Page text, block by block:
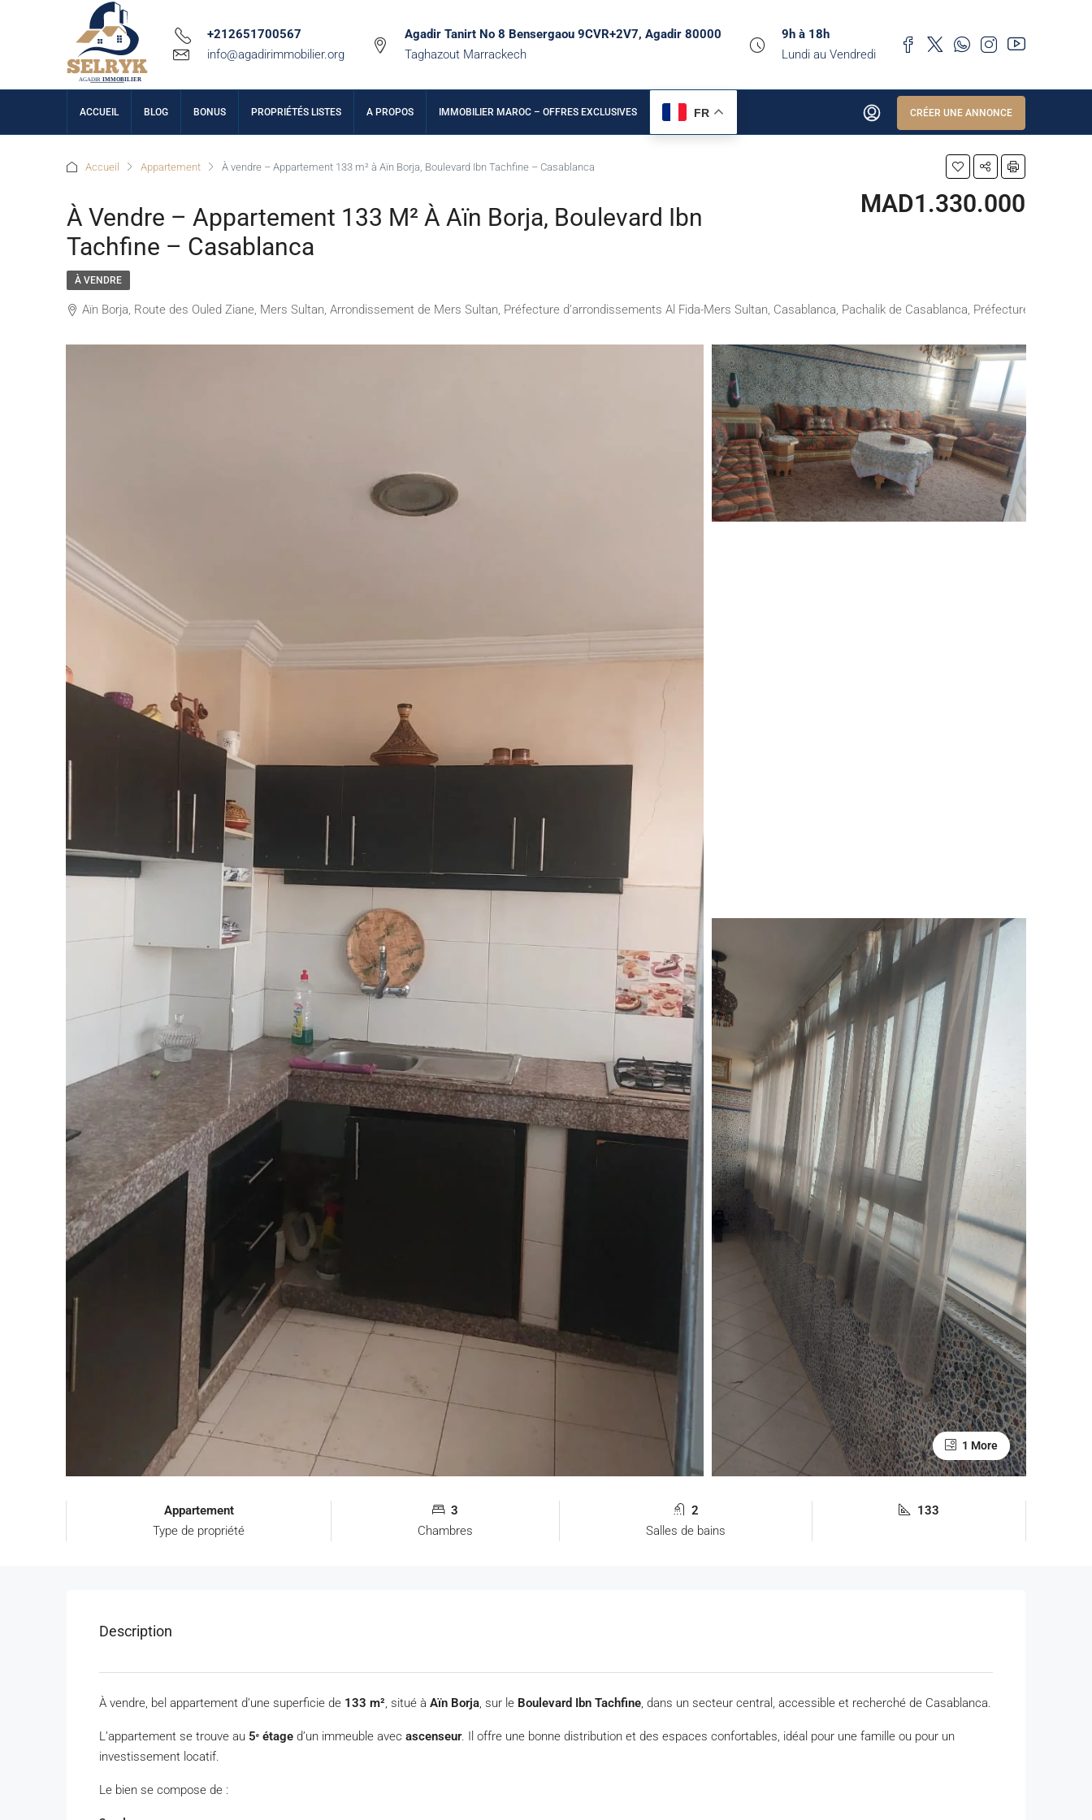
+212651700567
info@agadirimmobilier.org
Agadir Tanirt No 8 Bensergaou 9CVR+2V7, Agadir 80000
Taghazout Marrackech
9h à 18h
Lundi au Vendredi
ACCUEIL BLOG BONUS PROPRIÉTÉS LISTES A PROPOS IMMOBILIER MAROC – OFFRES EXCLUSIVES FR CRÉER UNE ANNONCE
Accueil Appartement À vendre – Appartement 133 m² à Aïn Borja, Boulevard Ibn Tachfine – Casablanca
À Vendre – Appartement 133 M² À Aïn Borja, Boulevard Ibn
Tachfine – Casablanca
MAD1.330.000
À VENDRE
Aïn Borja, Route des Ouled Ziane, Mers Sultan, Arrondissement de Mers Sultan, Préfecture d’arrondissements Al Fida-Mers Sultan, Casablanca, Pachalik de Casablanca, Préfecture de
1 More
Appartement
Type de propriété
3
Chambres
2
Salles de bains
133
Description
À vendre, bel appartement d’une superficie de 133 m², situé à Aïn Borja, sur le Boulevard Ibn Tachfine, dans un secteur central, accessible et recherché de Casablanca.
L’appartement se trouve au 5ᵉ étage d’un immeuble avec ascenseur. Il offre une bonne distribution et des espaces confortables, idéal pour une famille ou pour un
investissement locatif.
Le bien se compose de :